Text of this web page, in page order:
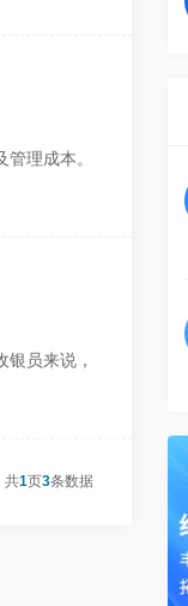
理成本。
员来说，
共1页3条数据